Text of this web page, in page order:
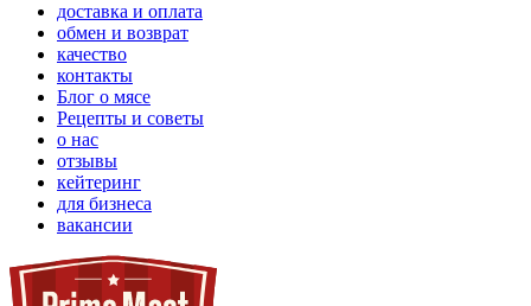
доставка и оплата
обмен и возврат
качество
контакты
Блог о мясе
Рецепты и советы
о нас
отзывы
кейтеринг
для бизнеса
вакансии